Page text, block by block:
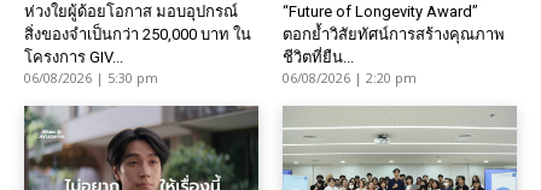
ห่วงใยผู้ด้อยโอกาส มอบอุปกรณ์
สิ่งของจำเป็นกว่า 250,000 บาท ใน
โครงการ GIV...
06/08/2026 | 5:30 pm
“Future of Longevity Award”
ตอกย้ำวิสัยทัศน์การสร้างคุณภาพ
ชีวิตที่ยืน...
06/08/2026 | 2:20 pm